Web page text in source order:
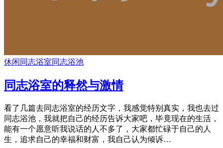
休闲 同志浴室同志浴池
同志浴室的释然与激情
看了几篇去同志浴室的经历文字，我感觉特别真实，我也去过
同志浴池，我就把自己的经历告诉大家吧，毕竟现在的生活，
能有一个愿意听我说话的人不多了，大家都忙碌于自己的人
生，追求自己的幸福和财富，我自己认为倾诉…